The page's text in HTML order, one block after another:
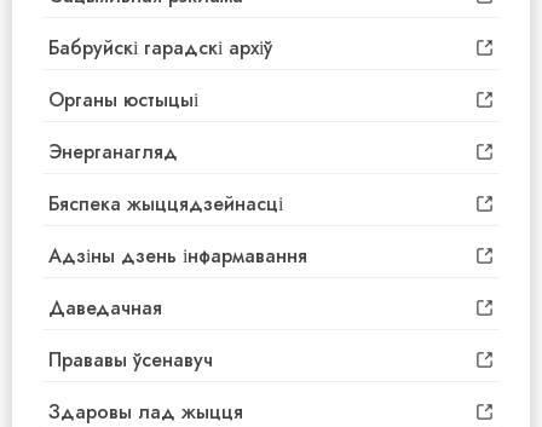
Бабруйскі гарадскі архіў
Органы юстыцыі
Энерганагляд
Бяспека жыццядзейнасці
Адзіны дзень інфармавання
Даведачная
Прававы ўсенавуч
Здаровы лад жыцця